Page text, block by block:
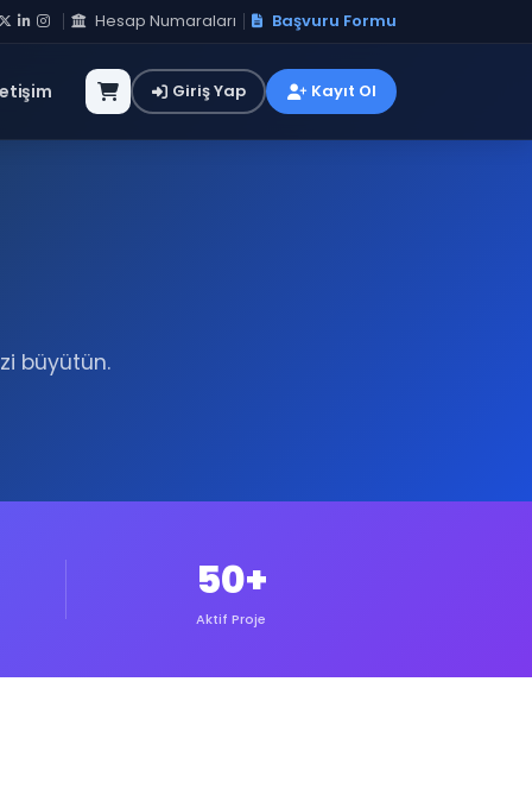
Hesap Numaraları Başvuru Formu
Giriş Yap Kayıt Ol
büyütün.
50+
Aktif Proje